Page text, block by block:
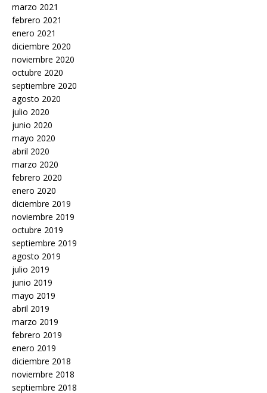
marzo 2021
febrero 2021
enero 2021
diciembre 2020
noviembre 2020
octubre 2020
septiembre 2020
agosto 2020
julio 2020
junio 2020
mayo 2020
abril 2020
marzo 2020
febrero 2020
enero 2020
diciembre 2019
noviembre 2019
octubre 2019
septiembre 2019
agosto 2019
julio 2019
junio 2019
mayo 2019
abril 2019
marzo 2019
febrero 2019
enero 2019
diciembre 2018
noviembre 2018
septiembre 2018